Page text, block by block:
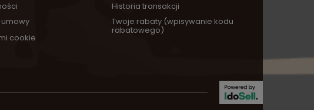
cookie
Historia transakcji
Twoje rabaty (wpisywanie kodu
rabatowego)